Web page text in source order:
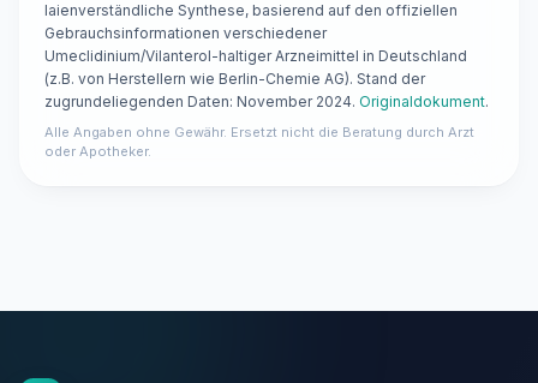
laienverständliche Synthese, basierend auf den offiziellen
Gebrauchsinformationen verschiedener
Umeclidinium/Vilanterol-haltiger Arzneimittel in Deutschland
(z.B. von Herstellern wie Berlin-Chemie AG). Stand der
zugrundeliegenden Daten: November 2024. Originaldokument.
Alle Angaben ohne Gewähr. Ersetzt nicht die Beratung durch Arzt
oder Apotheker.